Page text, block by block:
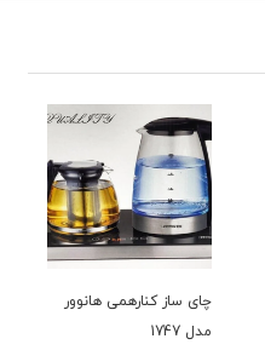
چای ساز کنارهمی هانوور
مدل 1747